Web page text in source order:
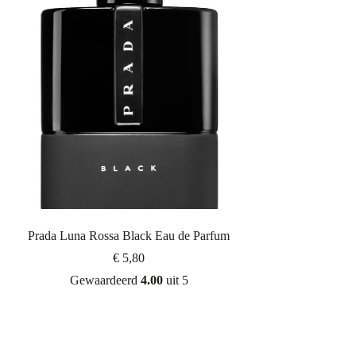
Prada Luna Rossa Black Eau de Parfum
€ 5,80
Gewaardeerd 4.00uit 5